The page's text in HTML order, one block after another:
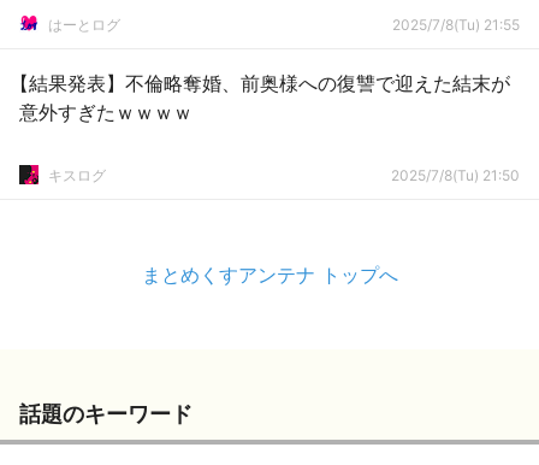
はーとログ 2025/7/8(Tu) 21:55
【結果発表】不倫略奪婚、前奥様への復讐で迎えた結末が
意外すぎたｗｗｗｗ
キスログ 2025/7/8(Tu) 21:50
まとめくすアンテナ トップへ
話題のキーワード